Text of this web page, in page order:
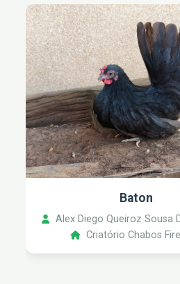
Baton
Alex Diego Queiroz Sousa
Criatório Chabos